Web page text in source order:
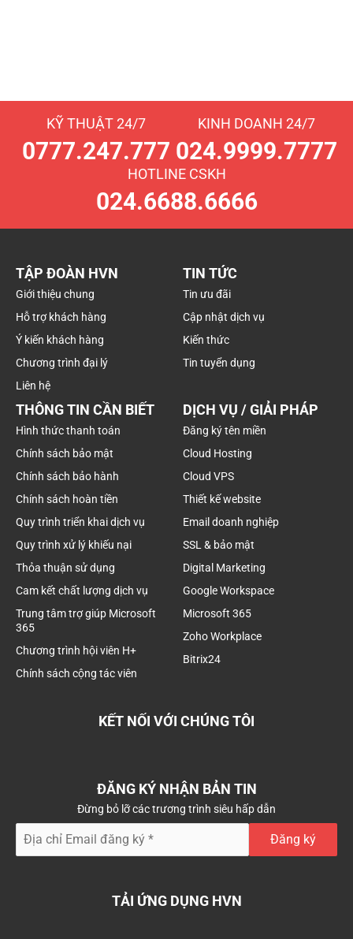
KỸ THUẬT 24/7
0777.247.777
KINH DOANH 24/7
024.9999.7777
HOTLINE CSKH
024.6688.6666
TẬP ĐOÀN HVN
Giới thiệu chung
Hỗ trợ khách hàng
Ý kiến khách hàng
Chương trình đại lý
Liên hệ
TIN TỨC
Tin ưu đãi
Cập nhật dịch vụ
Kiến thức
Tin tuyển dụng
THÔNG TIN CẦN BIẾT
Hình thức thanh toán
Chính sách bảo mật
Chính sách bảo hành
Chính sách hoàn tiền
Quy trình triển khai dịch vụ
Quy trình xử lý khiếu nại
Thỏa thuận sử dụng
Cam kết chất lượng dịch vụ
Trung tâm trợ giúp Microsoft
365
Chương trình hội viên H+
Chính sách cộng tác viên
DỊCH VỤ / GIẢI PHÁP
Đăng ký tên miền
Cloud Hosting
Cloud VPS
Thiết kế website
Email doanh nghiệp
SSL & bảo mật
Digital Marketing
Google Workspace
Microsoft 365
Zoho Workplace
Bitrix24
KẾT NỐI VỚI CHÚNG TÔI
ĐĂNG KÝ NHẬN BẢN TIN
Đừng bỏ lỡ các trương trình siêu hấp dẫn
TẢI ỨNG DỤNG HVN